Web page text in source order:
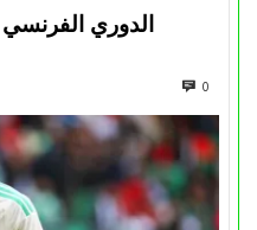
الدوري
0